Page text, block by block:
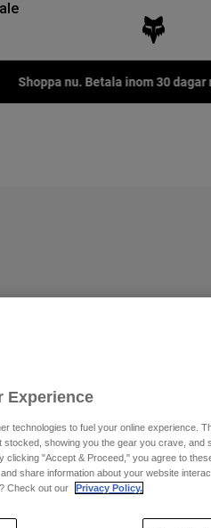
Shoppa nu. Betala inom 30 dagar
Experience
technologies to fuel your online experience.
stocked, showing you the gear you crave, and
clicking "Accept & Proceed," you agree to
share information about your website
Check out our
Privacy Policy.